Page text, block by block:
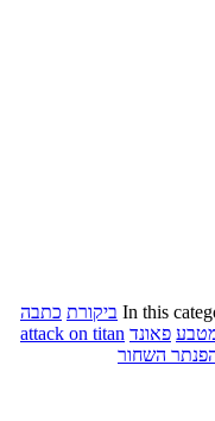
In this ביקורת כתבה
פאונד attack on titan
השחור